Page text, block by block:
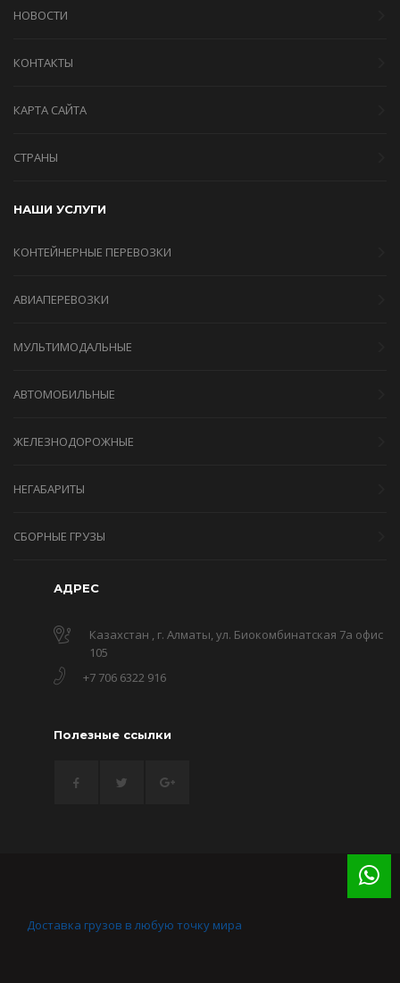
НОВОСТИ
КОНТАКТЫ
КАРТА САЙТА
СТРАНЫ
НАШИ УСЛУГИ
КОНТЕЙНЕРНЫЕ ПЕРЕВОЗКИ
АВИАПЕРЕВОЗКИ
МУЛЬТИМОДАЛЬНЫЕ
АВТОМОБИЛЬНЫЕ
ЖЕЛЕЗНОДОРОЖНЫЕ
НЕГАБАРИТЫ
СБОРНЫЕ ГРУЗЫ
АДРЕС
Казахстан , г. Алматы, ул. Биокомбинатская 7а офис
105
+7 706 6322 916
Полезные ссылки
Доставка грузов в любую точку мира